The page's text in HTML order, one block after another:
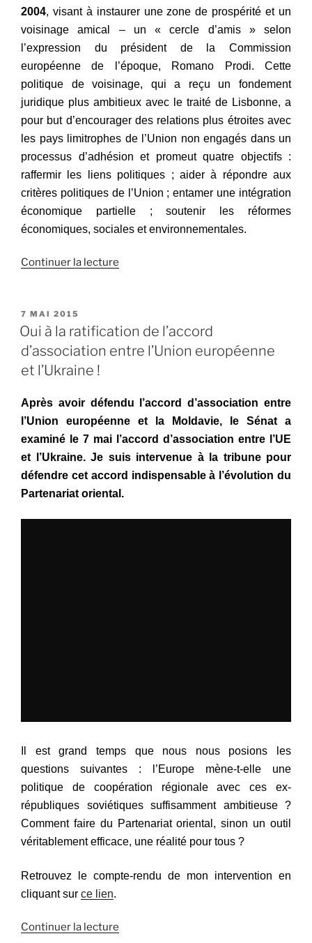
2004, visant à instaurer une zone de prospérité et un
voisinage amical – un « cercle d’amis » selon
l’expression du président de la Commission
européenne de l’époque, Romano Prodi. Cette
politique de voisinage, qui a reçu un fondement
juridique plus ambitieux avec le traité de Lisbonne, a
pour but d’encourager des relations plus étroites avec
les pays limitrophes de l’Union non engagés dans un
processus d’adhésion et promeut quatre objectifs :
raffermir les liens politiques ; aider à répondre aux
critères politiques de l’Union ; entamer une intégration
économique partielle ; soutenir les réformes
économiques, sociales et environnementales.
Continuer la lecture
bilan
en
mais
forte
d’avancer »
PUBLIÉ
LE
7 MAI 2015
Oui à la ratification de l’accord
d’association entre l’Union européenne
et l’Ukraine !
Après avoir défendu l’accord d’association entre
l’Union européenne et la Moldavie, le Sénat a
examiné le 7 mai l’accord d’association entre l’UE
et l’Ukraine. Je suis intervenue à la tribune pour
défendre cet accord indispensable à l’évolution du
Partenariat oriental.
Il est grand temps que nous nous posions les
questions suivantes : l’Europe mène-t-elle une
politique de coopération régionale avec ces ex-
républiques soviétiques suffisamment ambitieuse ?
Comment faire du Partenariat oriental, sinon un outil
véritablement efficace, une réalité pour tous ?
Retrouvez le compte-rendu de mon intervention en
cliquant sur ce lien.
Continuer la lecture